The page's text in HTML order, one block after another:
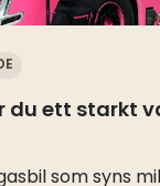
du ett starkt
som syns